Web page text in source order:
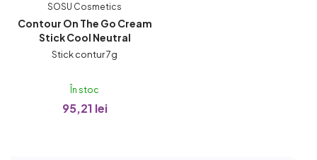
Contour On The Go Cream
Stick Cool Neutral
SOSU Cosmetics
În stoc
95,21 lei
Stick contur 7g